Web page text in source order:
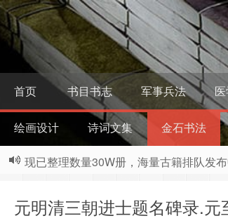
首页 书目书志 军事兵法
绘画设计 诗词文集 金石书法
现已整理数量30W册，海量古籍排队发
元明清三朝进士题名碑录.